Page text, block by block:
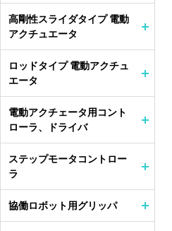
高剛性スライダタイプ 電動
アクチュエータ
ロッドタイプ 電動アクチュ
エータ
電動アクチェータ用コント
ローラ、ドライバ
ステップモータコントロー
ラ
協働ロボット用グリッパ